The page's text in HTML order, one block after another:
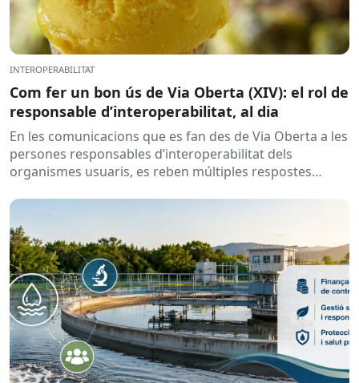
INTEROPERABILITAT
Com fer un bon ús de Via Oberta (XIV): el rol de
responsable d’interoperabilitat, al dia
En les comunicacions que es fan des de Via Oberta a les
persones responsables d’interoperabilitat dels
organismes usuaris, es reben múltiples respostes